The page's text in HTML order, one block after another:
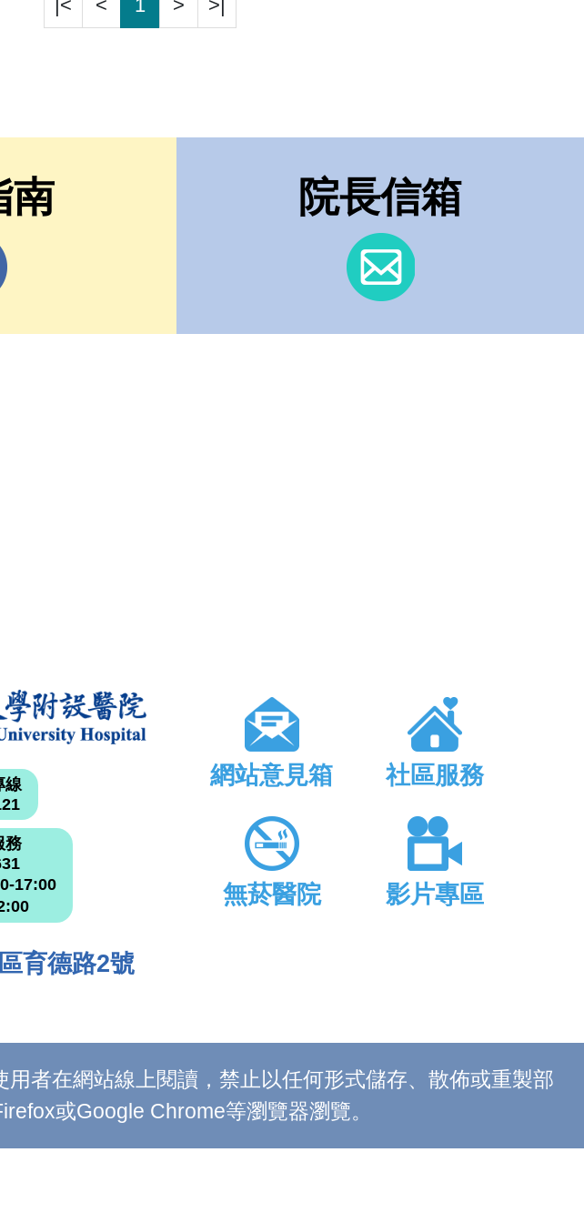
|< < 1 > >|
南 院長信箱
線
務
17:00
育德路2號
網站意見箱 社區服務
無菸醫院 影片專區
者在網站線上閱讀，禁止以任何形式儲存、散佈或重製部
或Google Chrome等瀏覽器瀏覽。